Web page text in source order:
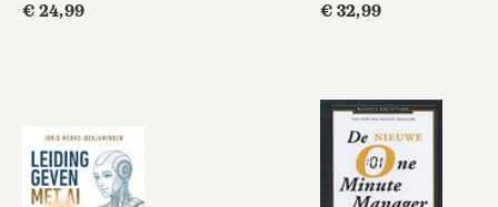
€ 24,99
€ 32,99